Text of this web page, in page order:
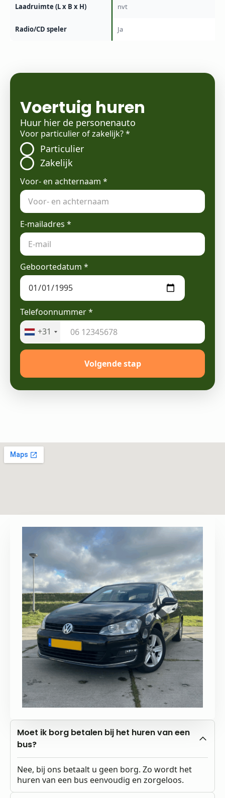
Laadruimte (L x B x H) nvt
Radio/CD speler Ja
Voertuig huren
Huur hier de personenauto
Voor particulier of zakelijk?*
Particulier
Zakelijk
Voor- en achternaam *
E-mailadres *
Geboortedatum *
Telefoonnummer*
+31
Volgende stap
Moet ik borg betalen bij het huren van een
bus?
Nee, bij ons betaalt u geen borg. Zo wordt het
huren van een bus eenvoudig en zorgeloos.